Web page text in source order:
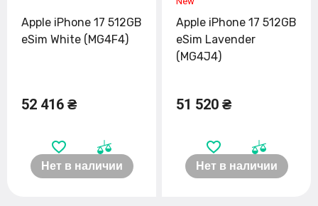
Apple iPhone 17 512GB
eSim White (MG4F4)
52 416 ₴
Нет в наличии
Apple iPhone 17 512GB
eSim Lavender
(MG4J4)
51 520 ₴
Нет в наличии